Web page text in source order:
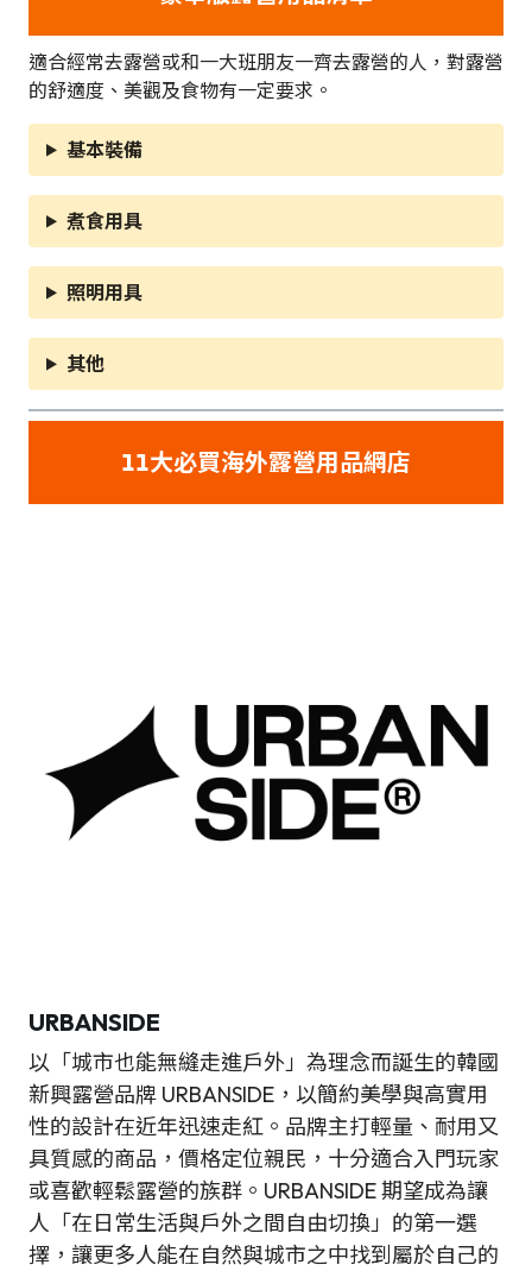
適合經常去露營或和一大班朋友一齊去露營的人，對露營
的舒適度、美觀及食物有一定要求。
基本裝備
煮食用具
照明用具
其他
11大必買海外露營用品網店
URBANSIDE
以「城市也能無縫走進戶外」為理念而誕生的韓國
新興露營品牌 URBANSIDE，以簡約美學與高實用
性的設計在近年迅速走紅。品牌主打輕量、耐用又
具質感的商品，價格定位親民，十分適合入門玩家
或喜歡輕鬆露營的族群。URBANSIDE 期望成為讓
人「在日常生活與戶外之間自由切換」的第一選
擇，讓更多人能在自然與城市之中找到屬於自己的